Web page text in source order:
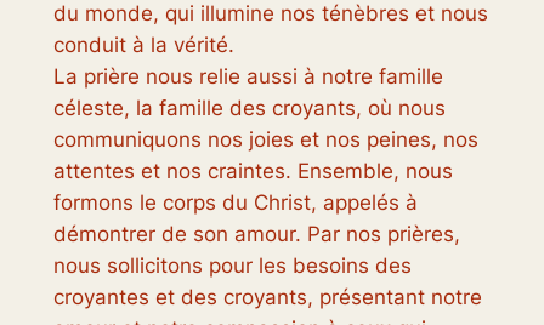
du monde, qui illumine nos ténèbres et nous
conduit à la vérité.
La prière nous relie aussi à notre famille
céleste, la famille des croyants, où nous
communiquons nos joies et nos peines, nos
attentes et nos craintes. Ensemble, nous
formons le corps du Christ, appelés à
démontrer de son amour. Par nos prières,
nous sollicitons pour les besoins des
croyantes et des croyants, présentant notre